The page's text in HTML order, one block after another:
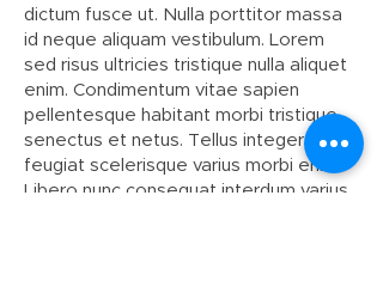
dictum fusce ut. Nulla porttitor massa
id neque aliquam vestibulum. Lorem
sed risus ultricies tristique nulla aliquet
enim. Condimentum vitae sapien
pellentesque habitant morbi tristique
senectus et netus. Tellus integer
feugiat scelerisque varius morbi enim.
Libero nunc consequat interdum varius